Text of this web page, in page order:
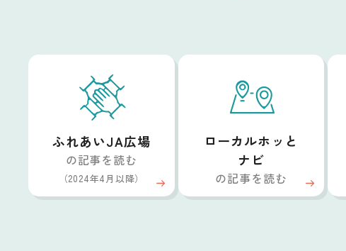
ふれあいJA広場
の記事を読む
（2024年4月以降）
ローカルホッと
ナビ
の記事を読む